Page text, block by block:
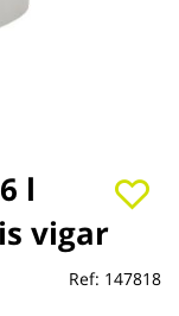
l
vigar
Ref: 147818